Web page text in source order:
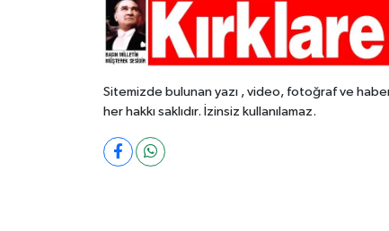
Sitemizde bulunan yazı , video, fotoğraf ve
her hakkı saklıdır. İzinsiz kullanılamaz.